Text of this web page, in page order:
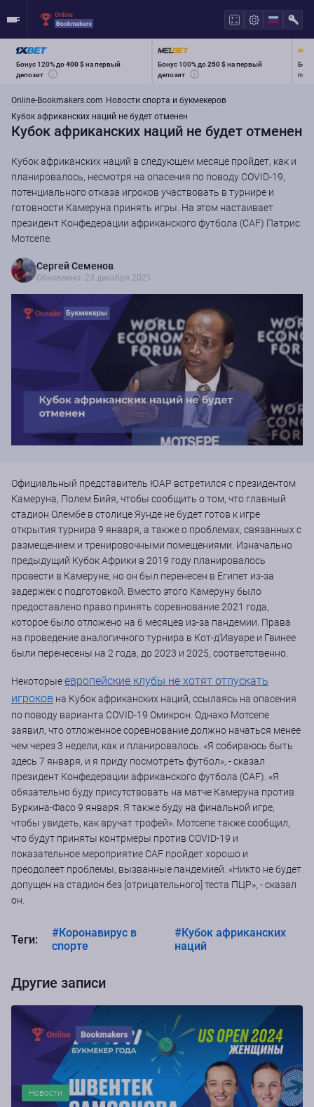
Бонус 120% до400 $на первый
депозит
Бонус 100% до250 $на первый
депозит
Online-Bookmakers.com Новости спорта и букмекеров
Кубок африканских наций не будет отменен
Кубок африканских наций не будет отменен
Кубок африканских наций в следующем месяце пройдет, как и
планировалось, несмотря на опасения по поводу COVID-19,
потенциального отказа игроков участвовать в турнире и
готовности Камеруна принять игры. На этом настаивает
президент Конфедерации африканского футбола (CAF) Патрис
Мотсепе.
Сергей Семенов
Обновлено: 23 декабря 2021
Официальный представитель ЮАР встретился с президентом
Камеруна, Полем Бийя, чтобы сообщить о том, что главный
стадион Олембе в столице Яунде не будет готов к игре
открытия турнира 9 января, а также о проблемах, связанных с
размещением и тренировочными помещениями. Изначально
предыдущий Кубок Африки в 2019 году планировалось
провести в Камеруне, но он был перенесен в Египет из-за
задержек с подготовкой. Вместо этого Камеруну было
предоставлено право принять соревнование 2021 года,
которое было отложено на 6 месяцев из-за пандемии. Права
на проведение аналогичного турнира в Кот-д'Ивуаре и Гвинее
были перенесены на 2 года, до 2023 и 2025, соответственно.
Некоторыеевропейские клубы не хотят отпускать
игроков на Кубок африканских наций, ссылаясь на опасения
по поводу варианта COVID-19 Омикрон. Однако Мотсепе
заявил, что отложенное соревнование должно начаться менее
чем через 3 недели, как и планировалось. «Я собираюсь быть
здесь 7 января, и я приду посмотреть футбол», - сказал
президент Конфедерации африканского футбола (CAF). «Я
обязательно буду присутствовать на матче Камеруна против
Буркина-Фасо 9 января. Я также буду на финальной игре,
чтобы увидеть, как вручат трофей». Мотсепе также сообщил,
что будут приняты контрмеры против COVID-19 и
показательное мероприятие CAF пройдет хорошо и
преодолеет проблемы, вызванные пандемией. «Никто не будет
допущен на стадион без [отрицательного] теста ПЦР», - сказал
он.
Теги:
#Коронавирус в
спорте
#Кубок африканских
наций
Другие записи
Новости